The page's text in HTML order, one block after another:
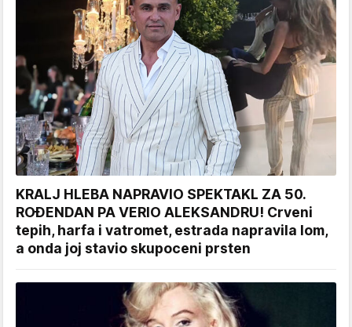
KRALJ HLEBA NAPRAVIO SPEKTAKL ZA 50.
ROĐENDAN PA VERIO ALEKSANDRU! Crveni
tepih, harfa i vatromet, estrada napravila lom,
a onda joj stavio skupoceni prsten